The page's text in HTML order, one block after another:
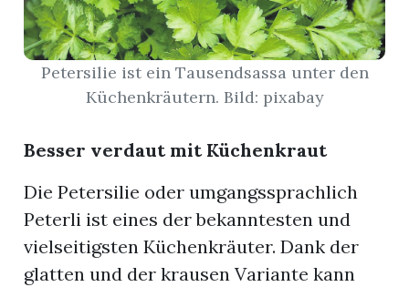
Newsletter
Petersilie ist ein Tausendsassa unter den
Küchenkräutern. Bild: pixabay
Besser verdaut mit Küchenkraut
Die Petersilie oder umgangssprachlich
Peterli ist eines der bekanntesten und
vielseitigsten Küchenkräuter. Dank der
glatten und der krausen Variante kann